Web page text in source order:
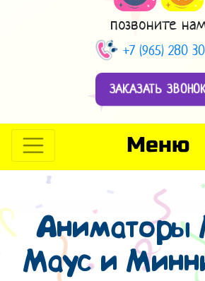
позвоните
+7 (965) 280
ЗАКАЗАТЬ
Меню
Аниматоры
Маус и